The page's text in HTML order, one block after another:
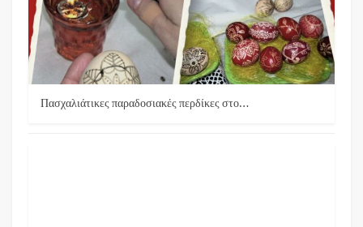
Πασχαλιάτικες παραδοσιακές περδίκες στο…